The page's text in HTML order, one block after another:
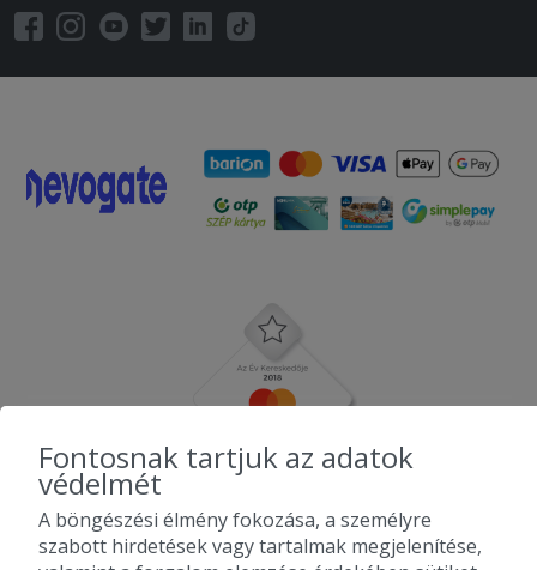
Fontosnak tartjuk az adatok
védelmét
A böngészési élmény fokozása, a személyre
szabott hirdetések vagy tartalmak megjelenítése,